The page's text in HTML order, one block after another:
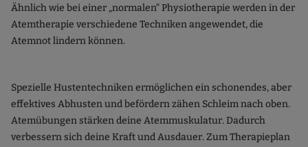
Ähnlich wie bei einer „normalen“ Physiotherapie werden in der
Atemtherapie verschiedene Techniken angewendet, die
Atemnot lindern können.
Spezielle Hustentechniken ermöglichen ein schonendes, aber
effektives Abhusten und befördern zähen Schleim nach oben.
Atemübungen stärken deine Atemmuskulatur. Dadurch
verbessern sich deine Kraft und Ausdauer. Zum Therapieplan